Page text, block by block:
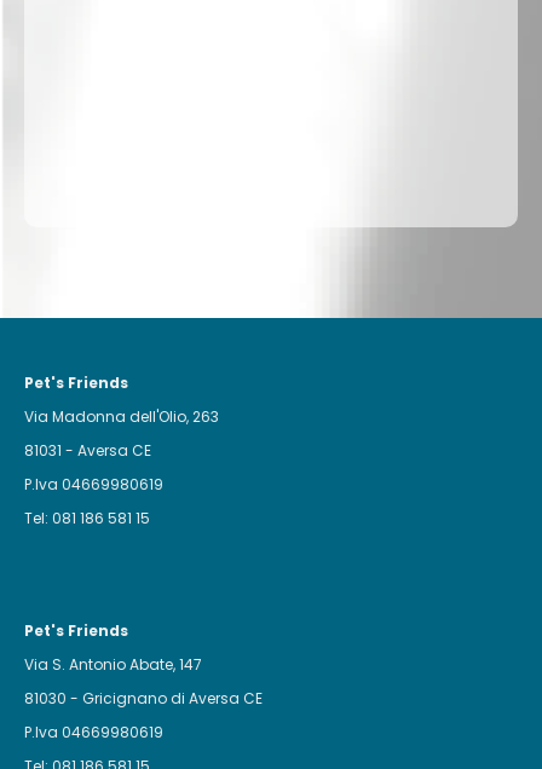
Pet's Friends
Via Madonna dell'Olio, 263
81031 - Aversa CE
P.Iva 04669980619
Tel: 081 186 581 15
Pet's Friends
Via S. Antonio Abate, 147
81030 - Gricignano di Aversa CE
P.Iva 04669980619